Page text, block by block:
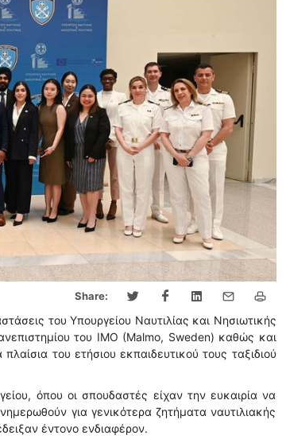
Share:
του Υπουργείου Ναυτιλίας και Νησιωτικής
του ΙΜΟ (Malmo, Sweden) καθώς και
του ετήσιου εκπαιδευτικού τους ταξιδιού
όπου οι σπουδαστές είχαν την ευκαιρία να
για γενικότερα ζητήματα ναυτιλιακής
έντονο ενδιαφέρον.